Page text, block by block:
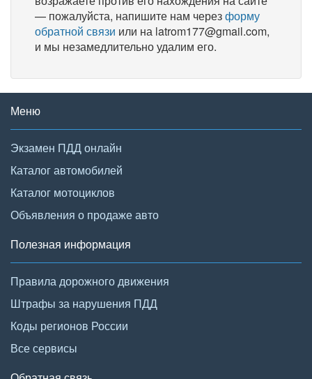
— пожалуйста, напишите нам черезформу
обратной связи или на latrom177@gmail.com,
и мы незамедлительно удалим его.
Меню
Экзамен ПДД онлайн
Каталог автомобилей
Каталог мотоциклов
Объявления о продаже авто
Полезная информация
Правила дорожного движения
Штрафы за нарушения ПДД
Коды регионов России
Все сервисы